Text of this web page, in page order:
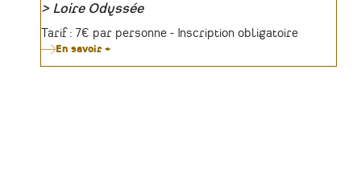
Organisateur
Loire Odyssée
Tarifs
Tarif : 7€ par personne - Inscription obligatoire
En savoir +